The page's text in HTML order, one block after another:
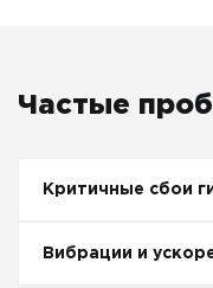
Частые
Критичные сбои
Вибрации и